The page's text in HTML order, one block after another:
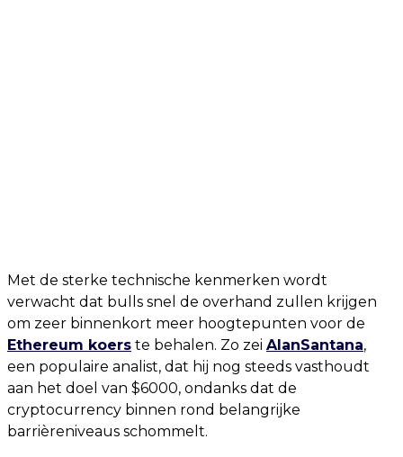
Met de sterke technische kenmerken wordt
verwacht dat bulls snel de overhand zullen krijgen
om zeer binnenkort meer hoogtepunten voor de
Ethereum koers te behalen. Zo zei AlanSantana,
een populaire analist, dat hij nog steeds vasthoudt
aan het doel van $6000, ondanks dat de
cryptocurrency binnen rond belangrijke
barrièreniveaus schommelt.